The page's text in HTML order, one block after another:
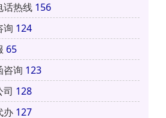
话热线 156
询 124
65
咨询 123
司 128
办 127